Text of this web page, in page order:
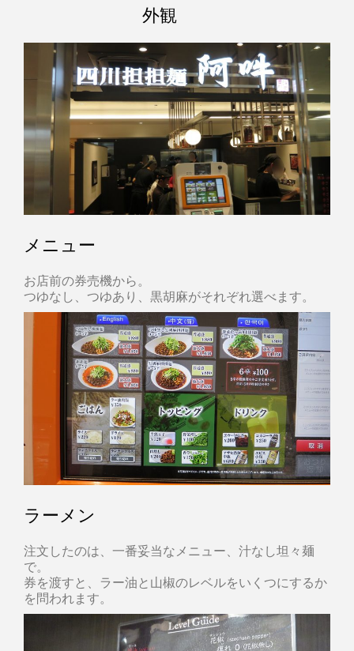
外観
メニュー
お店前の券売機から。
つゆなし、つゆあり、黒胡麻がそれぞれ選べます。
ラーメン
注文したのは、一番妥当なメニュー、汁なし坦々麺
で。
券を渡すと、ラー油と山椒のレベルをいくつにするか
を問われます。